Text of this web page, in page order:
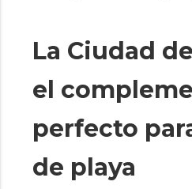
La Ciudad
el
perfecto
de playa